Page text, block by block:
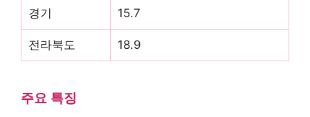
경기 15.7
전라북도 18.9
주요 특징